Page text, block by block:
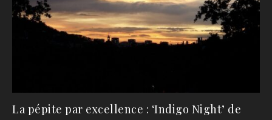
La pépite par excellence : ‘Indigo Night’ de